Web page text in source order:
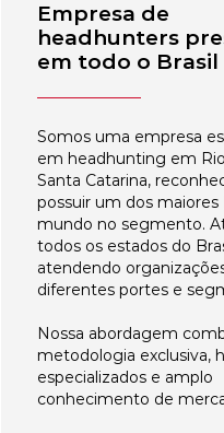
Empresa de
headhunters
em todo o Brasil
Somos uma empresa
em headhunting em
Santa Catarina,
possuir um dos maiores
mundo no segmento.
todos os estados do
atendendo
diferentes portes e
Nossa abordagem
metodologia exclusiva,
especializados e amplo
conhecimento de